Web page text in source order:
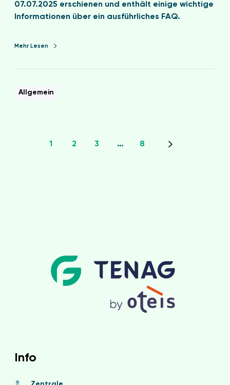
07.07.2025 erschienen und enthält einige wichtige
Informationen über ein ausführliches FAQ.
Mehr Lesen
Allgemein
1 2 3 … 8
Info